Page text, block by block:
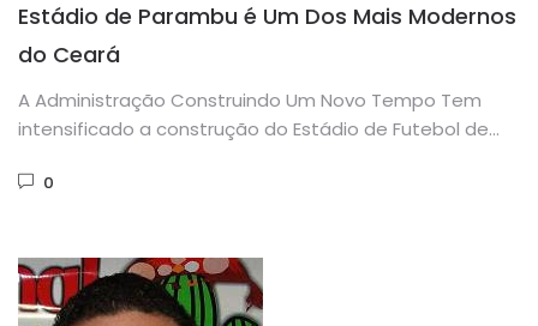
Estádio de Parambu é Um Dos Mais Modernos
do Ceará
A Administração Construindo Um Novo Tempo Tem
intensificado a construção do Estádio de Futebol de
0